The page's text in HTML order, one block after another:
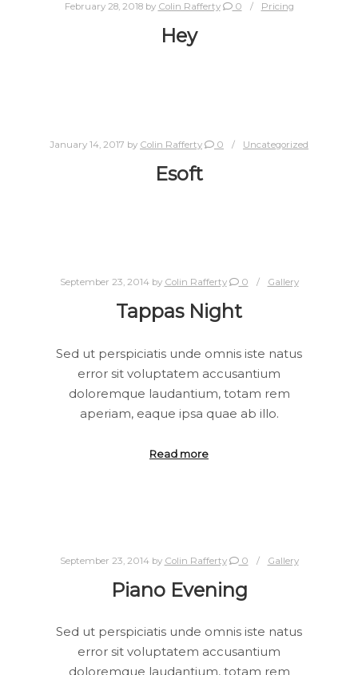
February 28, 2018by Colin Rafferty 0 Pricing
Hey
January 14, 2017 by Colin Rafferty 0 Uncategorized
Esoft
September 23, 2014by Colin Rafferty 0 Gallery
Tappas Night
Sed ut perspiciatis unde omnis iste natus
error sit voluptatem accusantium
doloremque laudantium, totam rem
aperiam, eaque ipsa quae ab illo.
Read more
September 23, 2014by Colin Rafferty 0 Gallery
Piano Evening
Sed ut perspiciatis unde omnis iste natus
error sit voluptatem accusantium
doloremque laudantium, totam rem